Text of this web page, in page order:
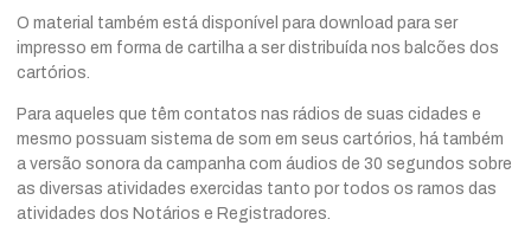
O material também está disponível para download para ser
impresso em forma de cartilha a ser distribuída nos balcões dos
cartórios.
Para aqueles que têm contatos nas rádios de suas cidades e
mesmo possuam sistema de som em seus cartórios, há também
a versão sonora da campanha com áudios de 30 segundos sobre
as diversas atividades exercidas tanto por todos os ramos das
atividades dos Notários e Registradores.